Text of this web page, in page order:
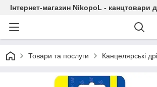
Інтернет-магазин NikopoL - канцтовари
Товари та послуги Канцелярські